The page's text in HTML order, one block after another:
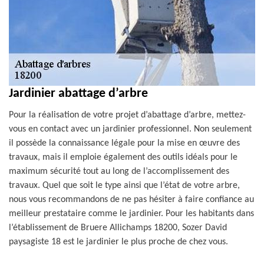
Jardinier abattage d’arbre
Pour la réalisation de votre projet d’abattage d’arbre, mettez-
vous en contact avec un jardinier professionnel. Non seulement
il possède la connaissance légale pour la mise en œuvre des
travaux, mais il emploie également des outils idéals pour le
maximum sécurité tout au long de l’accomplissement des
travaux. Quel que soit le type ainsi que l’état de votre arbre,
nous vous recommandons de ne pas hésiter à faire confiance au
meilleur prestataire comme le jardinier. Pour les habitants dans
l’établissement de Bruere Allichamps 18200, Sozer David
paysagiste 18 est le jardinier le plus proche de chez vous.